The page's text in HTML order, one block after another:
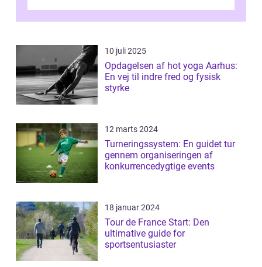
10 juli 2025
Opdagelsen af hot yoga Aarhus:
En vej til indre fred og fysisk
styrke
12 marts 2024
Turneringssystem: En guidet tur
gennem organiseringen af
konkurrencedygtige events
18 januar 2024
Tour de France Start: Den
ultimative guide for
sportsentusiaster